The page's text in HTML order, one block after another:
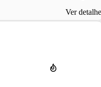
Ver